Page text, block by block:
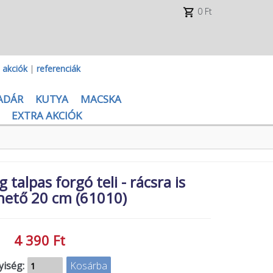
0 Ft
akciók| referenciák
KUTYA
MACSKA
EXTRA AKCIÓK
talpas forgó teli - rácsra is
20 cm (61010)
4 390 Ft